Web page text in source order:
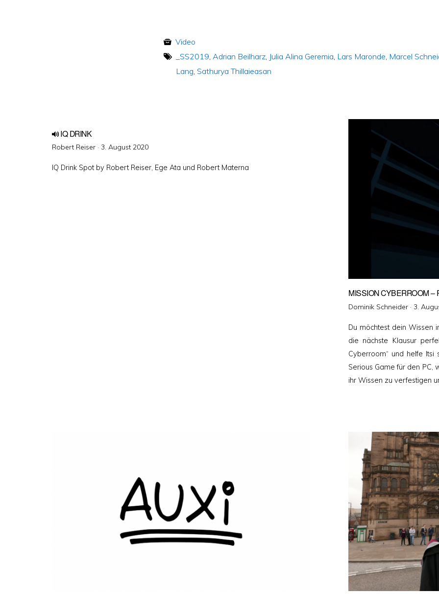
Video
_SS2019,Adrian Beilharz, Julia Alina Geremia, Lars Maronde, Marcel
Lang,Sathurya Thillaieasan
IQ DRINK
Robert Reiser ·Veröffentlicht
3. August 2020
IQ Drink Spot by Robert Reiser, Ege Ata und Robert Materna
MISSION CYBERROOM –
Dominik Schneider · 3.
Du möchtest dein Wissen
die nächste Klausur
Cyberroom“ und helfe Itsi
Serious Game für den PC,
ihr Wissen zu verfestigen